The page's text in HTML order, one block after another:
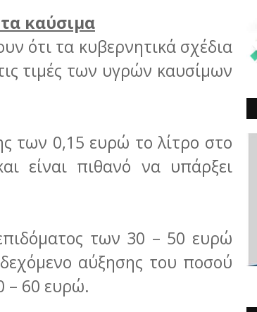
καύσιμα
ότι τα κυβερνητικά σχέδια
τιμές των υγρών καυσίμων
των 0,15 ευρώ το λίτρο στο
είναι πιθανό να υπάρξει
των 30 – 50 ευρώ
αύξησης του ποσού
– 60 ευρώ.